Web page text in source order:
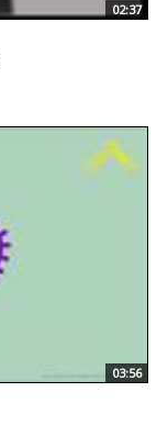
02:37
03:56